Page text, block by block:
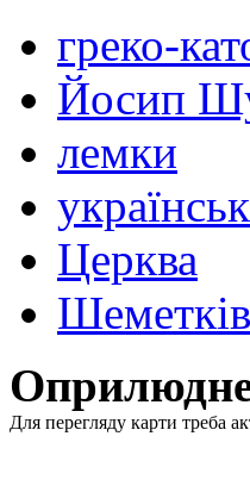
греко-
Йосип
лемки
Церква
Для перегляду карти треба